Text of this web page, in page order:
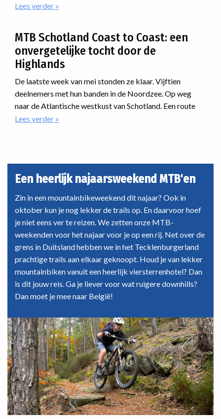
cursus? Of ga je meedoen met een marathon? Voor
Lees verder over
MTB Schotland Coast to Coast: een
onvergetelijke tocht door de
Highlands
De laatste week van mei stonden ze klaar. Vijftien
deelnemers met hun banden in de Noordzee. Op weg
naar de Atlantische westkust van Schotland. Een route
dwars door de Highlands. Onherbergzaam, ruige natuur,
Lees verder over
to
Coast:
een
onvergetelijke
tocht
door
de
Highlands
Een heerlijk najaarsweekend MTB'en
Zin in een mountainbikeweekend dit najaar? Ook in
oktober kun je nog lekker de trails op. En daarvoor hoef
je niet eens ver te reizen. We zetten onze MTB-
weekenden voor het najaar voor je op een rij. Net over de
grens in Duitsland hebben we in het Tecklenburgerland
prachtige trails aan elkaar geknoopt. Houd je van lekker
mountainbiken vanuit een heerlijk viersterrenhotel? Dan
is dit jouw reis. Ga je liever voor wat ruigere downhills?
Dan moet je mee naar België!